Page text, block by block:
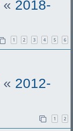
« 2018-
1 2 3 4 5 6
« 2012-
1 2